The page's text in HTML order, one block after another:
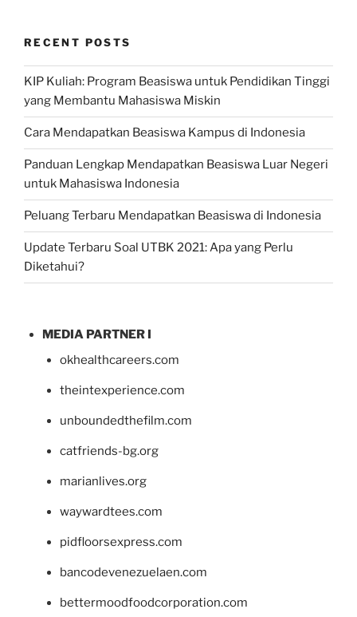
RECENT POSTS
KIP Kuliah: Program Beasiswa untuk Pendidikan Tinggi
yang Membantu Mahasiswa Miskin
Cara Mendapatkan Beasiswa Kampus di Indonesia
Panduan Lengkap Mendapatkan Beasiswa Luar Negeri
untuk Mahasiswa Indonesia
Peluang Terbaru Mendapatkan Beasiswa di Indonesia
Update Terbaru Soal UTBK 2021: Apa yang Perlu
Diketahui?
MEDIA PARTNER I
okhealthcareers.com
theintexperience.com
unboundedthefilm.com
catfriends-bg.org
marianlives.org
waywardtees.com
pidfloorsexpress.com
bancodevenezuelaen.com
bettermoodfoodcorporation.com